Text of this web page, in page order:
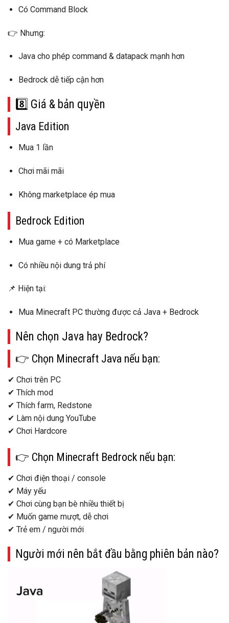
Có Command Block
👉 Nhưng:
Java cho phép command & datapack mạnh hơn
Bedrock dễ tiếp cận hơn
8️⃣ Giá & bản quyền
Java Edition
Mua 1 lần
Chơi mãi mãi
Không marketplace ép mua
Bedrock Edition
Mua game + có Marketplace
Có nhiều nội dung trả phí
📌 Hiện tại:
Mua Minecraft PC thường được cả Java + Bedrock
Nên chọn Java hay Bedrock?
👉 Chọn Minecraft Java nếu bạn:
✔ Chơi trên PC
✔ Thích mod
✔ Thích farm, Redstone
✔ Làm nội dung YouTube
✔ Chơi Hardcore
👉 Chọn Minecraft Bedrock nếu bạn:
✔ Chơi điện thoại / console
✔ Máy yếu
✔ Chơi cùng bạn bè nhiều thiết bị
✔ Muốn game mượt, dễ chơi
✔ Trẻ em / người mới
Người mới nên bắt đầu bằng phiên bản nào?